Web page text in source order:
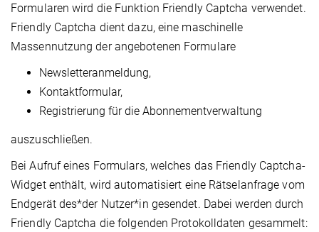
Formularen wird die Funktion Friendly Captcha verwendet.
Friendly Captcha dient dazu, eine maschinelle
Massennutzung der angebotenen Formulare
Newsletteranmeldung,
Kontaktformular,
Registrierung für die Abonnementverwaltung
auszuschließen.
Bei Aufruf eines Formulars, welches das Friendly Captcha-
Widget enthält, wird automatisiert eine Rätselanfrage vom
Endgerät des*der Nutzer*in gesendet. Dabei werden durch
Friendly Captcha die folgenden Protokolldaten gesammelt: